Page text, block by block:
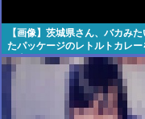
【画像】茨城県さん、バカみた
たパッケージのレトルトカレー
発売、ロジャみってレベルじゃ
えぞ…